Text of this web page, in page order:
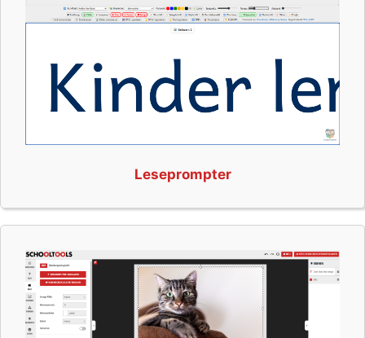
Leseprompter